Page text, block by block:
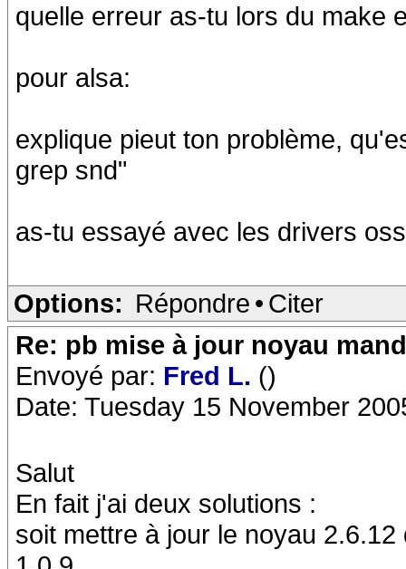
quelle erreur as-tu lors du make
pour alsa:
explique pieut ton problème,
grep snd"
as-tu essayé avec les drivers
Options: Répondre • Citer
Re: pb mise à jour noyau
Envoyé par: Fred L. ()
Date: Tuesday 15 November
Salut
En fait j'ai deux solutions :
soit mettre à jour le noyau